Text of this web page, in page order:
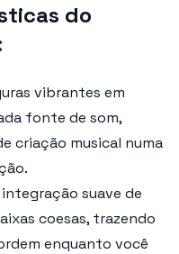
do
vibrantes em
fonte de som,
criação musical numa
integração suave de
coesas, trazendo
enquanto você